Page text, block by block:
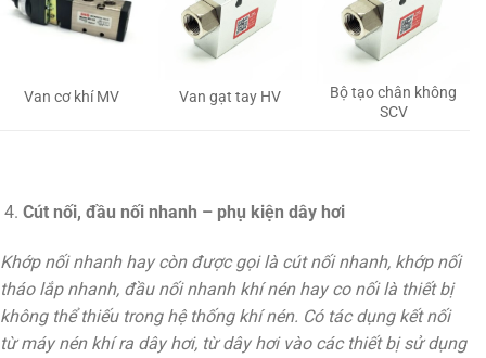
Van cơ khí MV Van gạt tay HV
Bộ tạo chân không
SCV
Cút nối, đầu nối nhanh – phụ kiện dây hơi
Khớp nối nhanh hay còn được gọi là cút nối nhanh, khớp nối
tháo lắp nhanh, đầu nối nhanh khí nén hay co nối là thiết bị
không thể thiếu trong hệ thống khí nén. Có tác dụng kết nối
từ máy nén khí ra dây hơi, từ dây hơi vào các thiết bị sử dụng